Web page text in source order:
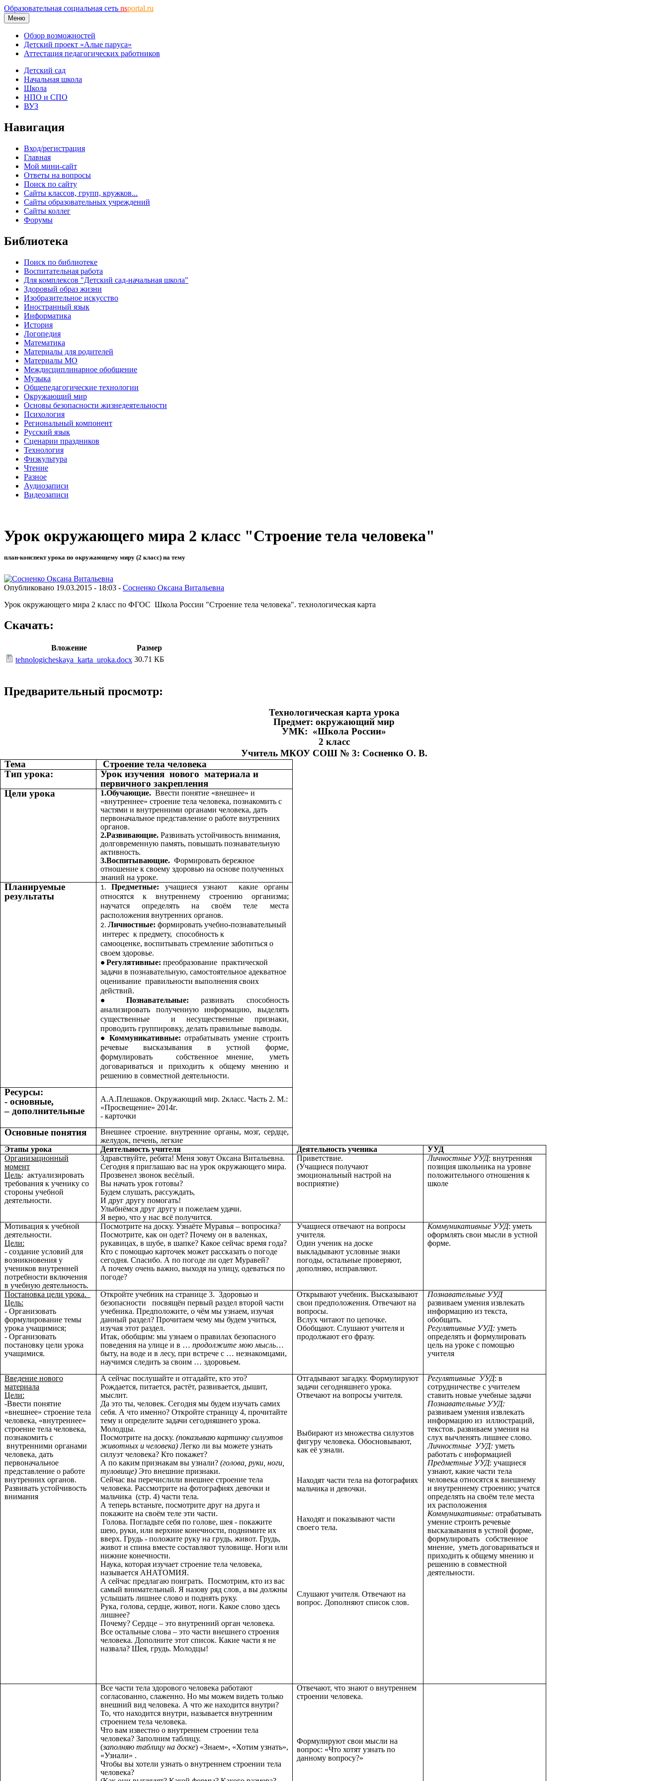
Образовательная социальная сеть nsportal.ru
Меню
Обзор возможностей
Детский проект «Алые паруса»
Аттестация педагогических работников
Детский сад
Начальная школа
Школа
НПО и СПО
ВУЗ
Навигация
Вход/регистрация
Главная
Мой мини-сайт
Ответы на вопросы
Поиск по сайту
Сайты классов, групп, кружков...
Сайты образовательных учреждений
Сайты коллег
Форумы
Библиотека
Поиск по библиотеке
Воспитательная работа
Для комплексов "Детский сад-начальная школа"
Здоровый образ жизни
Изобразительное искусство
Иностранный язык
Информатика
История
Логопедия
Математика
Материалы для родителей
Материалы МО
Междисциплинарное обобщение
Музыка
Общепедагогические технологии
Окружающий мир
Основы безопасности жизнедеятельности
Психология
Региональный компонент
Русский язык
Сценарии праздников
Технология
Физкультура
Чтение
Разное
Аудиозаписи
Видеозаписи
Урок окружающего мира 2 класс "Строение тела человека"
план-конспект урока по окружающему миру (2 класс) на тему
Опубликовано 19.03.2015 - 18:03 - Сосненко Оксана Витальевна
Урок окружающего мира 2 класс по ФГОС Школа России "Строение тела человека". технологическая карта
Скачать:
Вложение
Размер
tehnologicheskaya_karta_uroka.docx 30.71 КБ
Предварительный просмотр:
Технологическая карта урока
Предмет: окружающий мир
УМК: «Школа России»
2 класс
Учитель МКОУ СОШ № 3: Сосненко О. В.
Тема
Строение тела человека
Тип урока:
Урок изучения нового материала и
первичного закрепления
Цели урока
1.Обучающие. Ввести понятие «внешнее» и
«внутреннее» строение тела человека, познакомить с
частями и внутренними органами человека, дать
первоначальное представление о работе внутренних
органов.
2.Развивающие. Развивать устойчивость внимания,
долговременную память, повышать познавательную
активность.
3.Воспитывающие. Формировать бережное
отношение к своему здоровью на основе полученных
знаний на уроке.
Планируемые
результаты
Предметные: учащиеся узнают какие органы
относятся к внутреннему строению организма;
научатся определять на своём теле места
расположения внутренних органов.
Личностные: формировать учебно-познавательный
интерес к предмету, способность к
самооценке, воспитывать стремление заботиться о
своем здоровье.
Регулятивные: преобразование практической
задачи в познавательную, самостоятельное адекватное
оценивание правильности выполнения своих
действий.
Познавательные: развивать способность
анализировать полученную информацию, выделять
существенные и несущественные признаки,
проводить группировку, делать правильные выводы.
Коммуникативные:отрабатывать умение строить
речевые высказывания в устной форме,
формулировать собственное мнение, уметь
договариваться и приходить к общему мнению и
решению в совместной деятельности.
Ресурсы:
- основные,
– дополнительные
А.А.Плешаков. Окружающий мир. 2класс. Часть 2. М.:
«Просвещение» 2014г.
- карточки
Основные понятия
Внешнее строение. внутренние органы, мозг, сердце,
желудок, печень, легкие
Этапы урока
Деятельность учителя Деятельность ученика
УУД
Организационный
момент
Цель: актуализировать
требования к ученику со
стороны учебной
деятельности.
Здравствуйте, ребята! Меня зовут Оксана Витальевна.
Сегодня я приглашаю вас на урок окружающего мира.
Прозвенел звонок весёлый.
Вы начать урок готовы?
Будем слушать, рассуждать,
И друг другу помогать!
Улыбнёмся друг другу и пожелаем удачи.
Я верю, что у нас всё получится.
Приветствие.
(Учащиеся получают
эмоциональный настрой на
восприятие)
Личностные УУД: внутренняя
позиция школьника на уровне
положительного отношения к
школе
Мотивация к учебной
деятельности.
Цели:
- создание условий для
возникновения у
учеников внутренней
потребности включения
в учебную деятельность.
Посмотрите на доску. Узнаёте Муравья – вопросика?
Посмотрите, как он одет? Почему он в валенках,
рукавицах, в шубе, в шапке? Какое сейчас время года?
Кто с помощью карточек может рассказать о погоде
сегодня. Спасибо. А по погоде ли одет Муравей?
А почему очень важно, выходя на улицу, одеваться по
погоде?
Учащиеся отвечают на вопросы
учителя.
Один ученик на доске
выкладывают условные знаки
погоды, остальные проверяют,
дополняю, исправляют.
Коммуникативные УУД: уметь
оформлять свои мысли в устной
форме.
Постановка цели урока.
Цель:
- Организовать
формулирование темы
урока учащимися;
- Организовать
постановку цели урока
учащимися.
Откройте учебник на странице 3. Здоровью и
безопасности посвящён первый раздел второй части
учебника. Предположите, о чём мы узнаем, изучая
данный раздел? Прочитаем чему мы будем учиться,
изучая этот раздел.
Итак, обобщим: мы узнаем о правилах безопасного
поведения на улице и в … продолжите мою мысль…
быту, на воде и в лесу, при встрече с … незнакомцами,
научимся следить за своим … здоровьем.
Открывают учебник. Высказывают
свои предположения. Отвечают на
вопросы.
Вслух читают по цепочке.
Обобщают. Слушают учителя и
продолжают его фразу.
Познавательные УУД
развиваем умения извлекать
информацию из текста,
обобщать.
Регулятивные УУД: уметь
определять и формулировать
цель на уроке с помощью
учителя
Введение нового
материала
Цели:
-Ввести понятие
«внешнее» строение тела
человека, «внутреннее»
строение тела человека,
познакомить с
внутренними органами
человека, дать
первоначальное
представление о работе
внутренних органов.
Развивать устойчивость
внимания
А сейчас послушайте и отгадайте, кто это?
Рождается, питается, растёт, развивается, дышит,
мыслит.
Да это ты, человек. Сегодня мы будем изучать самих
себя. А что именно? Откройте страницу 4, прочитайте
тему и определите задачи сегодняшнего урока.
Молодцы.
Посмотрите на доску. (показываю картинку силуэтов
животных и человека) Легко ли вы можете узнать
силуэт человека? Кто покажет?
А по каким признакам вы узнали? (голова, руки, ноги,
туловище) Это внешние признаки.
Сейчас вы перечислили внешнее строение тела
человека. Рассмотрите на фотографиях девочки и
мальчика (стр. 4) части тела.
А теперь встаньте, посмотрите друг на друга и
покажите на своём теле эти части.
Голова. Погладьте себя по голове, шея - покажите
шею, руки, или верхние конечности, поднимите их
вверх. Грудь - положите руку на грудь, живот. Грудь,
живот и спина вместе составляют туловище. Ноги или
нижние конечности.
Наука, которая изучает строение тела человека,
называется АНАТОМИЯ.
А сейчас предлагаю поиграть. Посмотрим, кто из вас
самый внимательный. Я назову ряд слов, а вы должны
услышать лишнее слово и поднять руку.
Рука, голова, сердце, живот, ноги. Какое слово здесь
лишнее?
Почему? Сердце – это внутренний орган человека.
Все остальные слова – это части внешнего строения
человека. Дополните этот список. Какие части я не
назвала? Шея, грудь. Молодцы!
Отгадывают загадку. Формулируют
задачи сегодняшнего урока.
Отвечают на вопросы учителя.
Выбирают из множества силуэтов
фигуру человека. Обосновывают,
как её узнали.
Находят части тела на фотографиях
мальчика и девочки.
Находят и показывают части
своего тела.
Слушают учителя. Отвечают на
вопрос. Дополняют список слов.
Регулятивные УУД: в
сотрудничестве с учителем
ставить новые учебные задачи
Познавательные УУД:
развиваем умения извлекать
информацию из иллюстраций,
текстов. развиваем умения на
слух вычленять лишнее слово.
Личностные УУД: уметь
работать с информацией
Предметные УУД: учащиеся
узнают, какие части тела
человека относятся к внешнему
и внутреннему строению; учатся
определять на своём теле места
их расположения
Коммуникативные: отрабатывать
умение строить речевые
высказывания в устной форме,
формулировать собственное
мнение, уметь договариваться и
приходить к общему мнению и
решению в совместной
деятельности.
Все части тела здорового человека работают
согласованно, слаженно. Но мы можем видеть только
внешний вид человека. А что же находится внутри?
То, что находится внутри, называется внутренним
строением тела человека.
Что вам известно о внутреннем строении тела
человека? Заполним таблицу.
(заполняю таблицу на доске) «Знаем», «Хотим узнать»,
«Узнали» .
Чтобы вы хотели узнать о внутреннем строении тела
человека?
Отвечают, что знают о внутреннем
строении человека.
Формулируют свои мысли на
вопрос: «Что хотят узнать по
данному вопросу?»